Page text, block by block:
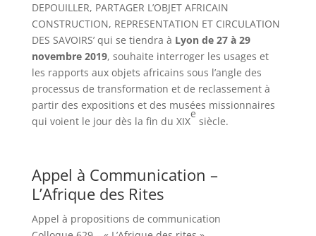
DEPOUILLER, PARTAGER L’OBJET AFRICAIN
CONSTRUCTION, REPRESENTATION ET CIRCULATION
DES SAVOIRS’ qui se tiendra à Lyon de 27 à 29
novembre 2019, souhaite interroger les usages et
les rapports aux objets africains sous l’angle des
processus de transformation et de reclassement à
partir des expositions et des musées missionnaires
qui voient le jour dès la fin du XIX
e
siècle.
Appel à Communication –
L’Afrique des Rites
Appel à propositions de communication